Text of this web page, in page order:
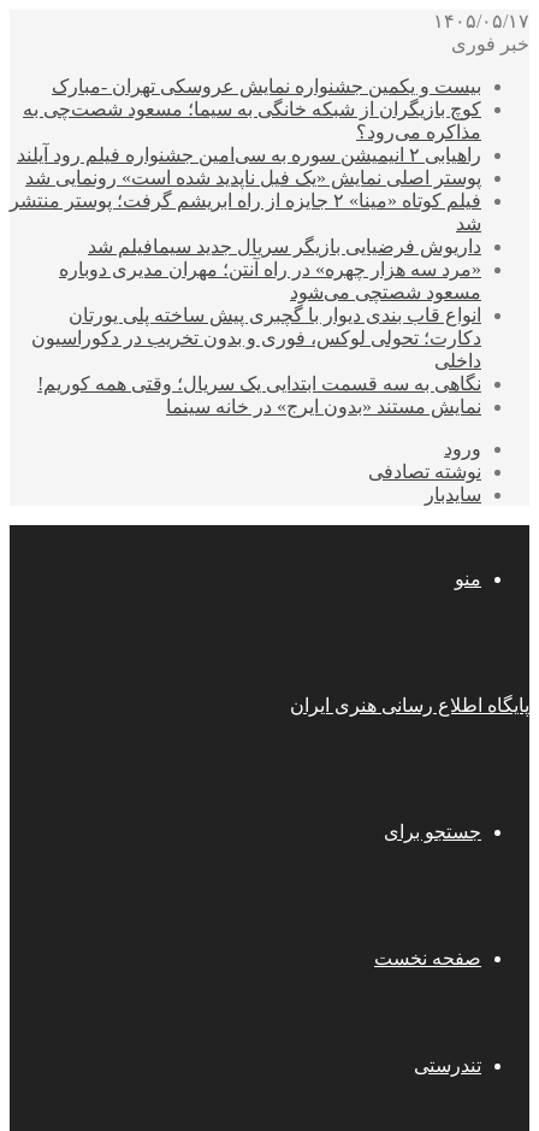
۱۴۰۵/۰۵/۱۷
خبر فوری
بیست و یکمین جشنواره نمایش عروسکی تهران -مبارک
کوچ بازیگران از شبکه خانگی به سیما؛ مسعود شصت‌چی به
مذاکره می‌رود؟
راهیابی ۲ انیمیشن سوره به سی‌امین جشنواره فیلم رود آیلند
پوستر اصلی نمایش «یک فیل ناپدید شده است» رونمایی شد
فیلم کوتاه «مینا» ۲ جایزه از راه ابریشم گرفت؛ پوستر منتشر
شد
داریوش فرضیایی بازیگر سریال جدید سیمافیلم شد
«مرد سه هزار چهره» در راه آنتن؛ مهران مدیری دوباره
مسعود شصتچی می‌شود
انواع قاب بندی دیوار با گچبری پیش ساخته پلی یورتان
دکارت؛ تحولی لوکس، فوری و بدون تخریب در دکوراسیون
داخلی
نگاهی به سه قسمت ابتدایی یک سریال؛ وقتی همه کوریم!
نمایش مستند «بدون ایرج» در خانه سینما
ورود
نوشته تصادفی
سایدبار
منو
پایگاه اطلاع رسانی هنری ایران
جستجو برای
صفحه نخست
تندرستی